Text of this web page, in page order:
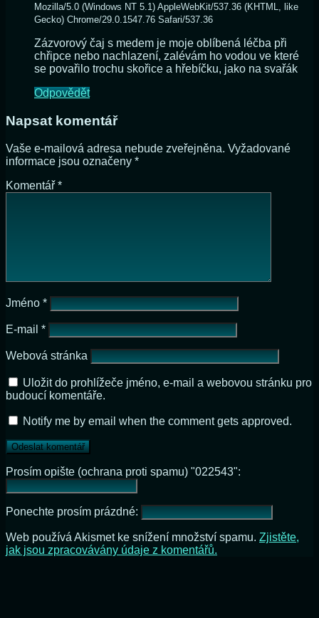
Mozilla/5.0 (Windows NT 5.1) AppleWebKit/537.36 (KHTML, like
Gecko) Chrome/29.0.1547.76 Safari/537.36
Zázvorový čaj s medem je moje oblíbená léčba při
chřipce nebo nachlazení, zalévám ho vodou ve které
se povařilo trochu skořice a hřebíčku, jako na svařák
Odpovědět
Napsat komentář
Vaše e-mailová adresa nebude zveřejněna. Vyžadované
informace jsou označeny *
Komentář *
Jméno *
E-mail *
Webová stránka
Uložit do prohlížeče jméno, e-mail a webovou stránku pro
budoucí komentáře.
Notify me by email when the comment gets approved.
Prosím opište (ochrana proti spamu) "022543":
Ponechte prosím prázdné:
Web používá Akismet ke snížení množství spamu. Zjistěte,
jak jsou zpracovávány údaje z komentářů.